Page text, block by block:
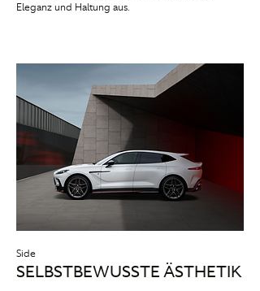
Eleganz und Haltung aus.
Side
SELBSTBEWUSSTE ÄSTHETIK